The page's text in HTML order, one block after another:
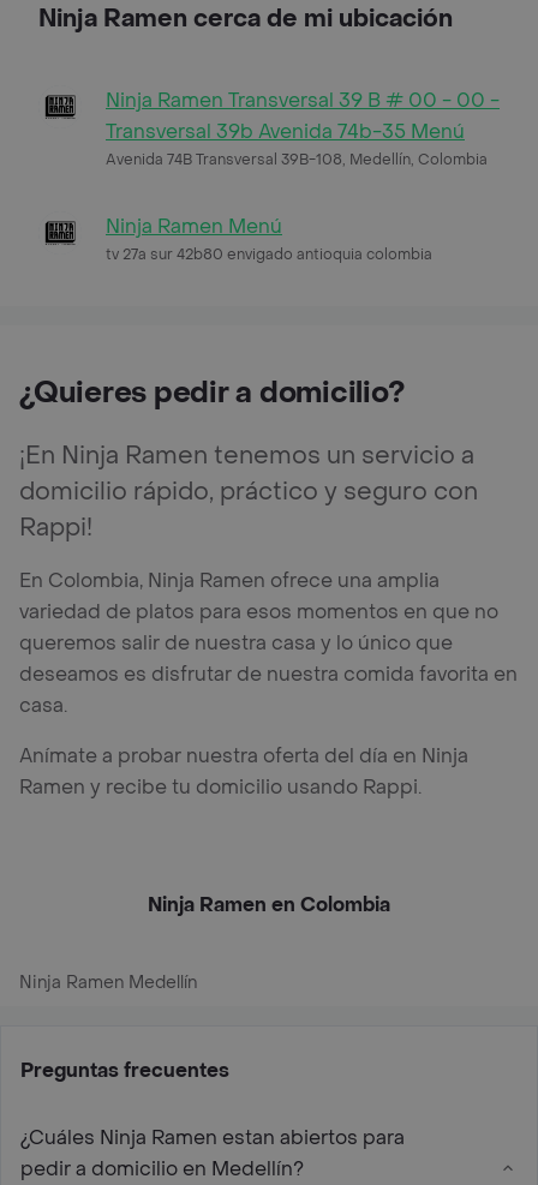
Ninja Ramen cerca de mi ubicación
Ninja Ramen Transversal 39 B # 00 - 00 -
Transversal 39b Avenida 74b-35 Menú
Avenida 74B Transversal 39B-108, Medellín, Colombia
Ninja Ramen Menú
tv 27a sur 42b80 envigado antioquia colombia
¿Quieres pedir a domicilio?
¡En Ninja Ramen tenemos un servicio a
domicilio rápido, práctico y seguro con
Rappi!
En Colombia, Ninja Ramen ofrece una amplia
variedad de platos para esos momentos en que no
queremos salir de nuestra casa y lo único que
deseamos es disfrutar de nuestra comida favorita en
casa.
Anímate a probar nuestra oferta del día en Ninja
Ramen y recibe tu domicilio usando Rappi.
Ninja Ramen en Colombia
Ninja Ramen Medellín
Preguntas frecuentes
¿Cuáles Ninja Ramen estan abiertos para
pedir a domicilio en Medellín?